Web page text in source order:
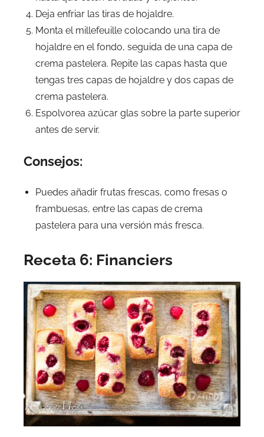
Deja enfriar las tiras de hojaldre.
Monta el millefeuille colocando una tira de
hojaldre en el fondo, seguida de una capa de
crema pastelera. Repite las capas hasta que
tengas tres capas de hojaldre y dos capas de
crema pastelera.
Espolvorea azúcar glas sobre la parte superior
antes de servir.
Consejos:
Puedes añadir frutas frescas, como fresas o
frambuesas, entre las capas de crema
pastelera para una versión más fresca.
Receta 6: Financiers